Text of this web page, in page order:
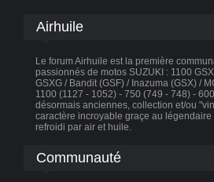
Airhuile
Le forum Airhuile est la première
passionnés de motos SUZUKI : 1100
GSXG / Bandit (GSF) / Inazuma (GSX) /
1100 (1127 - 1052) - 750 (749 - 748) -
désormais anciennes, collection et/ou
caractère incroyable graçe au
refroidi par air et huile.
Communauté